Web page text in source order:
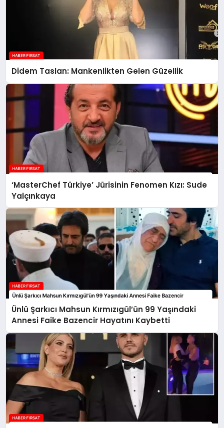
Didem Taslan: Mankenlikten Gelen Güzellik
‘MasterChef Türkiye’ Jürisinin Fenomen Kızı: Sude
Yalçınkaya
Ünlü Şarkıcı Mahsun Kırmızıgül’ün 99 Yaşındaki
Annesi Faike Bazencir Hayatını Kaybetti